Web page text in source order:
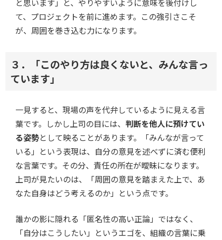
と思います」と、やりやすいように意味を後付けし
て、プロジェクトを前に進めます。この強引さこそ
が、周囲を巻き込む力になります。
３．「このやり方は良くないと、みんな言っ
ています」
一見すると、現場の声を代弁しているように見える言
葉です。しかし上司の目には、判断を他人に預けてい
る姿勢として映ることがあります。「みんなが言って
いる」という表現は、自分の意見を述べずに済む便利
な言葉です。その分、責任の所在が曖昧になります。
上司が見たいのは、「周囲の意見を踏まえた上で、あ
なた自身はどう考えるのか」という点です。
誰かの影に隠れる「匿名性の高い正論」ではなく、
「自分はこうしたい」というエゴを、組織の言葉に乗